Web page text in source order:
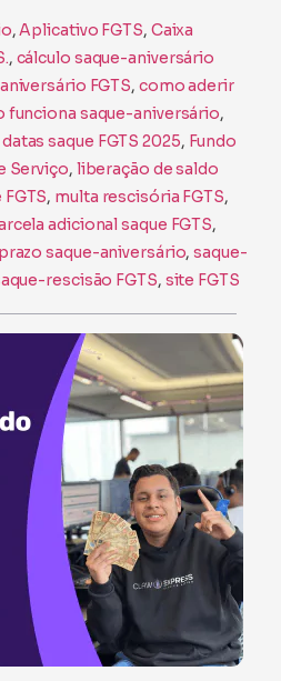
, Aplicativo FGTS, Caixa
, cálculo saque-aniversário
FGTS, como aderir
funciona saque-aniversário
datas saque FGTS 2025, Fundo
Serviço, liberação de saldo
, multa rescisória FGTS
adicional saque FGTS
prazo saque-aniversário, saque-
rescisão FGTS, site FGTS